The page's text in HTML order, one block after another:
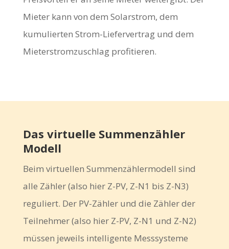
Mieter kann von dem Solarstrom, dem
kumulierten Strom-Liefervertrag und dem
Mieterstromzuschlag profitieren.
Das virtuelle Summenzähler
Modell
Beim virtuellen Summenzählermodell sind
alle Zähler (also hier Z-PV, Z-N1 bis Z-N3)
reguliert. Der PV-Zähler und die Zähler der
Teilnehmer (also hier Z-PV, Z-N1 und Z-N2)
müssen jeweils intelligente Messsysteme